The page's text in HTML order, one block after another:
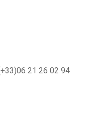
06 21 26 02 94